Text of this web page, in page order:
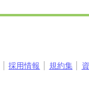
採用情報 規約集